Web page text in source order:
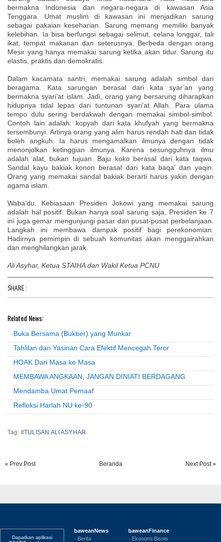
bermakna Indonesia dan negara-negara di kawasan Asia
Tenggara. Umat muslim di kawasan ini menjadikan sarung
sebagai pakaian keseharian. Sarung memang memiliki banyak
kelebihan. Ia bisa berfungsi sebagai selimut, celana longgar, tali
ikat, tempat makanan dan seterusnya. Berbeda dengan orang
Mesir yang hanya memakai sarung ketika akan tidur. Sarung itu
elastis, praktis dan demokratis.
Dalam kacamata santri, memakai sarung adalah simbol dari
beragama. Kata sarungan berasal dari kata syar’an yang
bermakna syari’at islam. Jadi, orang yang bersarung diharapkan
hidupnya tidal lepas dari tuntunan syari’at Allah. Para ulama
tempo dulu sering berdakwah dengan memakai simbol-simbol.
Contoh lain adalah: kopyah dari kata khufyah yang bermakna
tersembunyi. Artinya orang yang alim harus rendah hati dan tidak
boleh angkuh. Ia harus mengamalkan ilmunya dengan tidak
menonjolkan ketinggian ilmunya. Karena sesungguhnya ilmu
adalah alat, bukan tujuan. Baju koko berasal dari kata taqwa.
Sandal kayu bakiak konon berasal dari kata baqa’ dan yaqin.
Orang yang memakai sandal bakiak berarti harus yakin dengan
agama islam.
Waba’du. Kebiasaan Presiden Jokowi yang memakai sarung
adalah hal positif. Bukan hanya soal sarung saja, Presiden ke 7
ini juga gemar mengunjungi pasar dan pusat-pusat perbelanjaan.
Langkah ini membawa dampak positif bagi perekonomian.
Hadirnya pemimpin di sebuah komunitas akan menggairahkan
dan menghilangkan jarak.
Ali Asyhar, Ketua STAIHA dan Wakil Ketua PCNU
SHARE :
Related News:
Buka Bersama (Bukber) yang Munkar
Tahlilan dan Yasinan Cara Efektif Mencegah Teror
HOAK Dari Masa ke Masa
MEMBAWA ANGKAAN, JANGAN DINIATI BERDAGANG
Mendamba Umat Pemaaf
Refleksi Harlah NU ke-90
Tag: #TULISAN ALI ASYHAR
« Prev Post Next Post »
Beranda
Dapatkan aplikasi
baweanNews
· Berita
baweanFinance
· Ekonomi Bisnis